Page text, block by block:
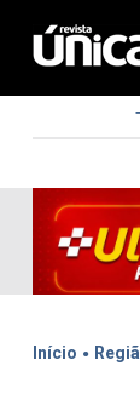
Início .